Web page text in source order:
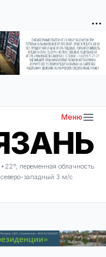
Меню
+22°, переменная облачность
северо-западный 3 м/с